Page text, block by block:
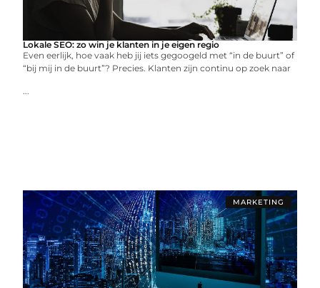
Lokale SEO: zo win je klanten in je eigen regio
Even eerlijk, hoe vaak heb jij iets gegoogeld met “in de buurt” of
“bij mij in de buurt”? Precies. Klanten zijn continu op zoek naar
...
MARKETING